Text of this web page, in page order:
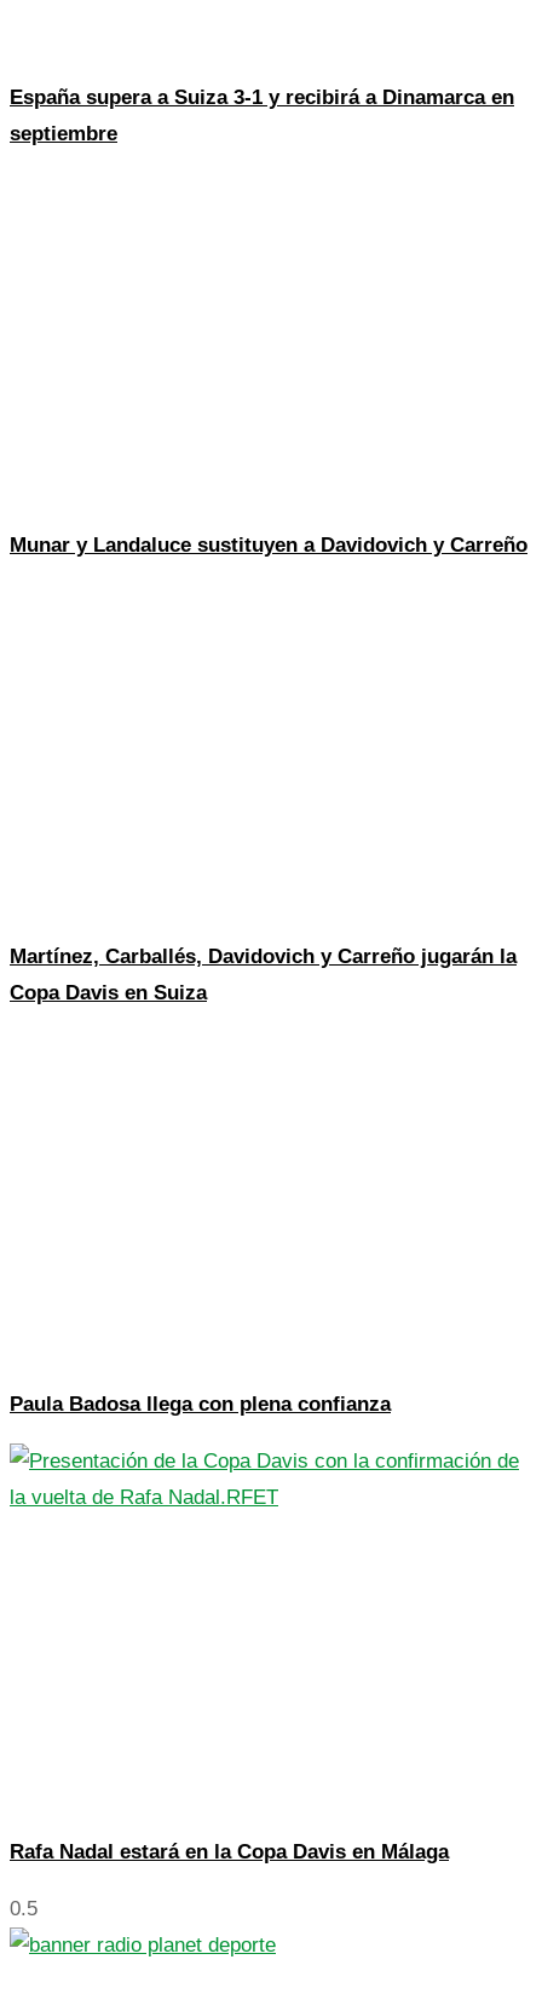
España supera a Suiza 3-1 y recibirá a Dinamarca en
septiembre
Munar y Landaluce sustituyen a Davidovich y Carreño
Martínez, Carballés, Davidovich y Carreño jugarán la
Copa Davis en Suiza
Paula Badosa llega con plena confianza
Rafa Nadal estará en la Copa Davis en Málaga